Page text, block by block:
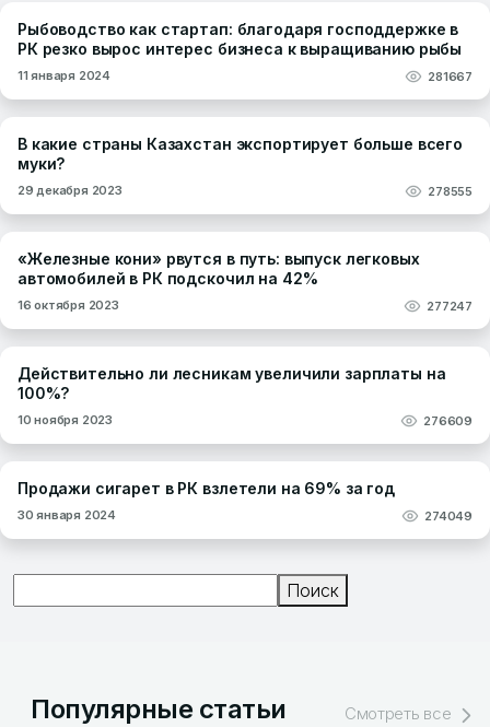
Рыбоводство как стартап: благодаря господдержке в
РК резко вырос интерес бизнеса к выращиванию рыбы
11 января 2024 281667
В какие страны Казахстан экспортирует больше всего
муки?
29 декабря 2023 278555
«Железные кони» рвутся в путь: выпуск легковых
автомобилей в РК подскочил на 42%
16 октября 2023 277247
Действительно ли лесникам увеличили зарплаты на
100%?
10 ноября 2023 276609
Продажи сигарет в РК взлетели на 69% за год
30 января 2024 274049
Поиск
Популярные статьи Смотреть все